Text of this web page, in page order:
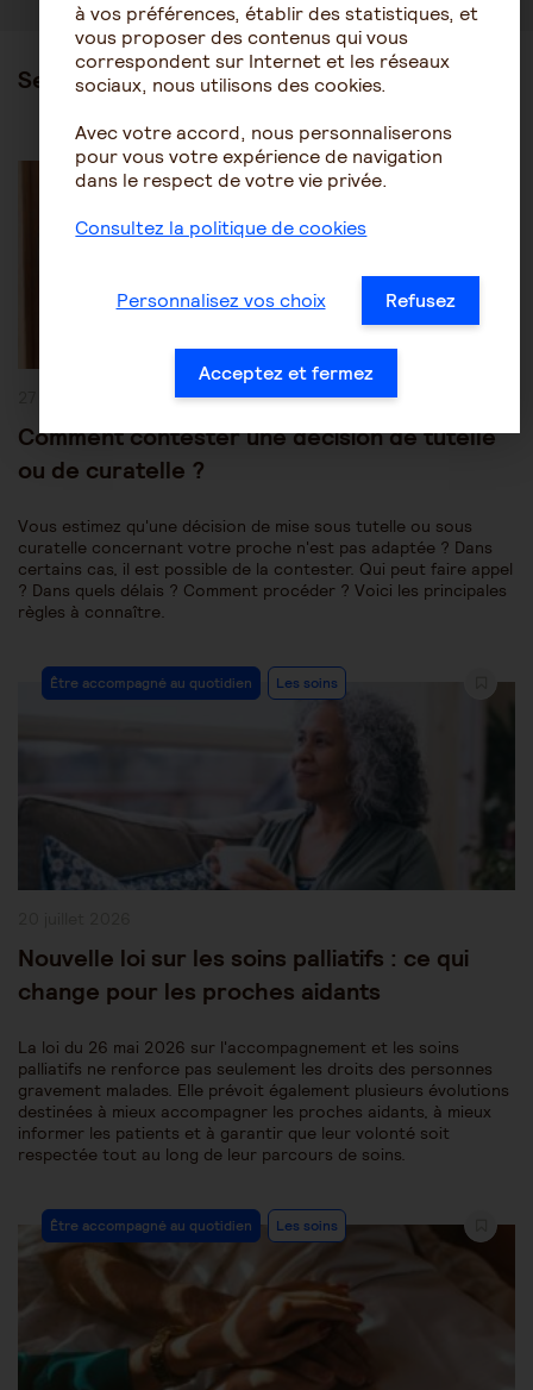
Ses articles
Category:
Les mesures de protection juridique Tutelle-Curatelle
Comment contester une décision de tutelle
ou de curatelle ?
Vous estimez qu'une décision de mise sous tutelle ou sous
curatelle concernant votre proche n'est pas adaptée ? Dans
certains cas, il est possible de la contester. Qui peut faire appel
? Dans quels délais ? Comment procéder ? Voici les principales
règles à connaître.
Post
Category:
Être accompagné au quotidien Les soins
Nouvelle loi sur les soins palliatifs : ce qui
change pour les proches aidants
La loi du 26 mai 2026 sur l'accompagnement et les soins
palliatifs ne renforce pas seulement les droits des personnes
gravement malades. Elle prévoit également plusieurs évolutions
destinées à mieux accompagner les proches aidants, à mieux
informer les patients et à garantir que leur volonté soit
respectée tout au long de leur parcours de soins.
Post
Category:
Être accompagné au quotidien Les soins
à vos préférences, établir des statistiques, et
vous proposer des contenus qui vous
correspondent sur Internet et les réseaux
sociaux, nous utilisons des cookies.
Avec votre accord, nous personnaliserons
pour vous votre expérience de navigation
dans le respect de votre vie privée.
Consultez la politique de cookies
Personnalisez vos choix Refusez
Acceptez et fermez